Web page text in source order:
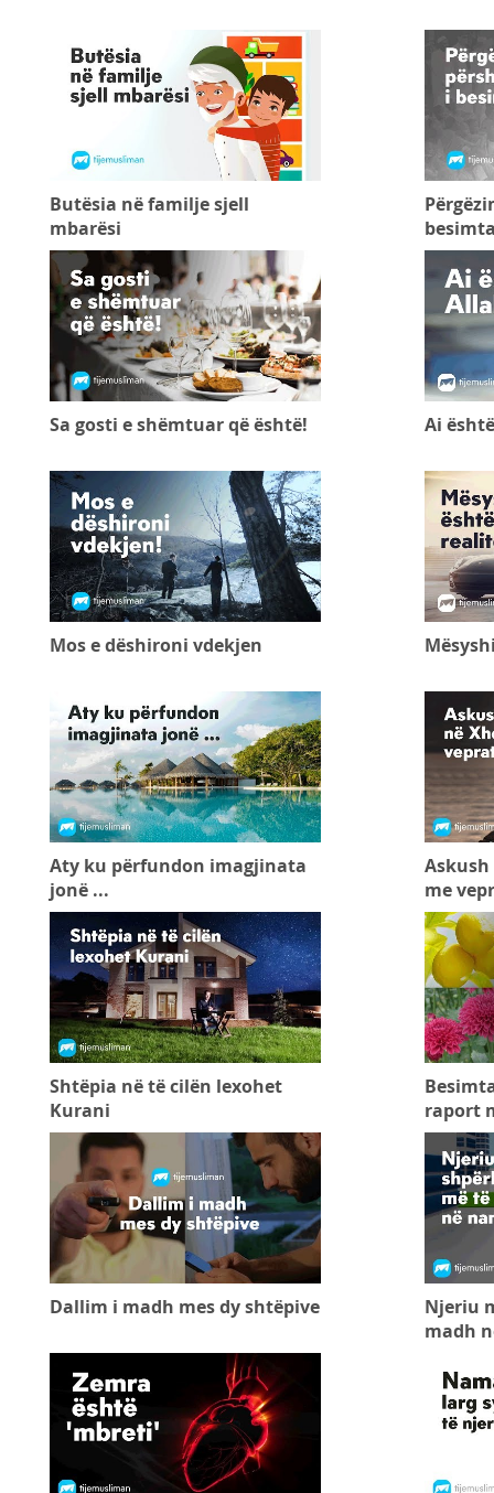
Butësia në familje sjell
mbarësi
Sa gosti e shëmtuar që është! Ai
Mos e dëshironi vdekjen
Aty ku përfundon imagjinata
jonë ...
me
Shtëpia në të cilën lexohet
Kurani
raport
Dallim i madh mes dy shtëpive
Njeriu
madh